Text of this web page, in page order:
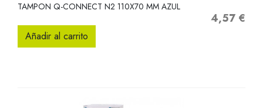
TAMPON Q-CONNECT N2 110X70 MM AZUL
Precio
4,57 €
Añadir al carrito